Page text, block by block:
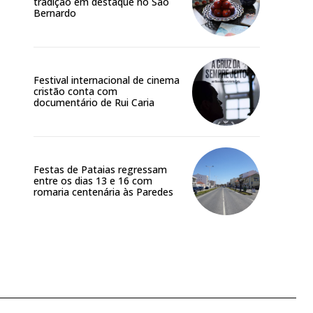
Bernardo
Festival internacional de cinema
cristão conta com
documentário de Rui Caria
Festas de Pataias regressam
entre os dias 13 e 16 com
romaria centenária às Paredes